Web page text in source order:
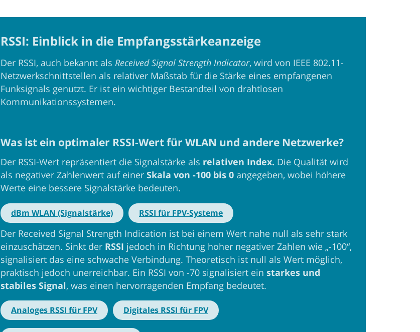
RSSI: Einblick in die Empfangsstärkeanzeige
Der RSSI, auch bekannt als Received Signal Strength Indicator, wird von IEEE 802.11-
Netzwerkschnittstellen als relativer Maßstab für die Stärke eines empfangenen
Funksignals genutzt. Er ist ein wichtiger Bestandteil von drahtlosen
Kommunikationssystemen.
Was ist ein optimaler RSSI-Wert für WLAN und andere Netzwerke?
Der RSSI-Wert repräsentiert die Signalstärke als relativen Index. Die Qualität wird
als negativer Zahlenwert auf einer Skala von -100 bis 0 angegeben, wobei höhere
Werte eine bessere Signalstärke bedeuten.
dBm WLAN (Signalstärke) RSSI für FPV-Systeme
Der Received Signal Strength Indication ist bei einem Wert nahe null als sehr stark
einzuschätzen. Sinkt der RSSI jedoch in Richtung hoher negativer Zahlen wie „-100“,
signalisiert das eine schwache Verbindung. Theoretisch ist null als Wert möglich,
praktisch jedoch unerreichbar. Ein RSSI von -70 signalisiert ein starkes und
stabiles Signal, was einen hervorragenden Empfang bedeutet.
Analoges RSSI für FPV Digitales RSSI für FPV